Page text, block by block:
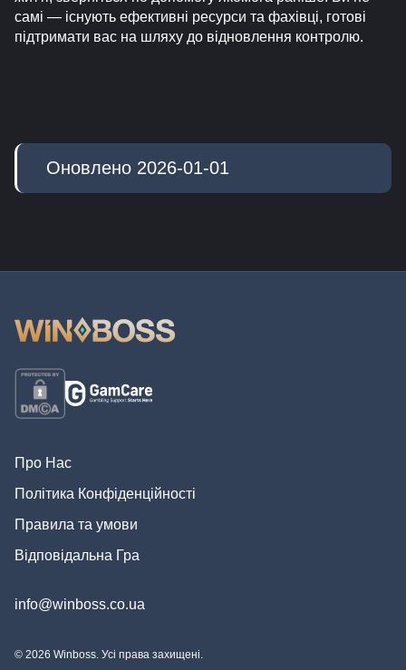
самі — існують ефективні ресурси та фахівці, готові
підтримати вас на шляху до відновлення контролю.
Оновлено 2026-01-01
Про Нас
Політика Конфіденційності
Правила та умови
Відповідальна Гра
info@winboss.co.ua
© 2026 Winboss. Усі права захищені.